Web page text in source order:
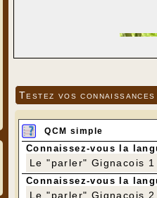
Testez vos
QCM simple
Connaissez-vous la
Le "parler" Gignacois 1
Connaissez-vous la
Le "parler" Gignacois 2